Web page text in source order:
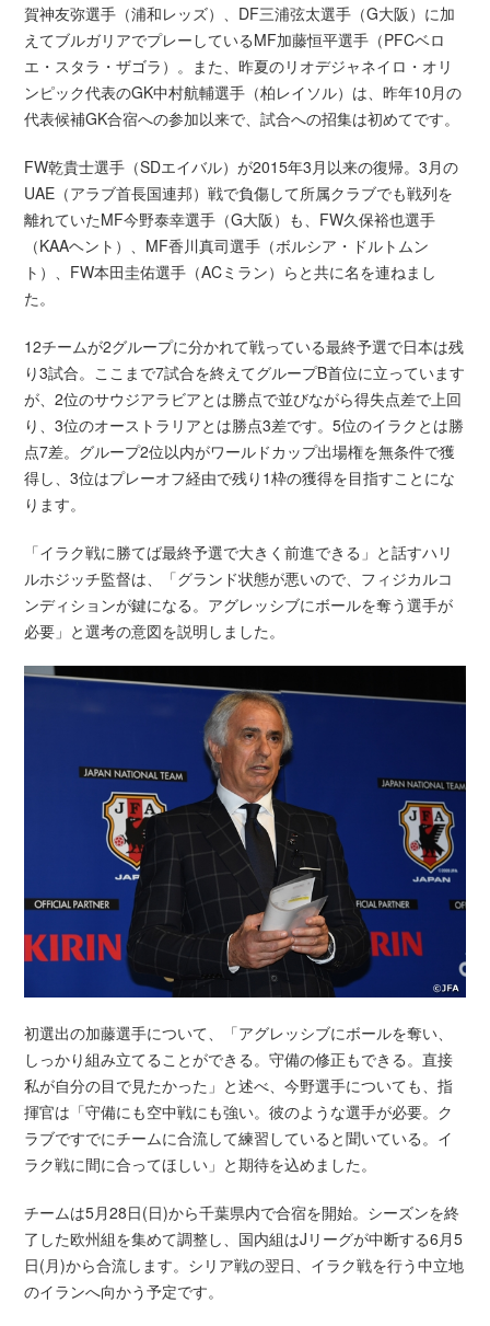
賀神友弥選手（浦和レッズ）、DF三浦弦太選手（G大阪）に加
えてブルガリアでプレーしているMF加藤恒平選手（PFCベロ
エ・スタラ・ザゴラ）。また、昨夏のリオデジャネイロ・オリ
ンピック代表のGK中村航輔選手（柏レイソル）は、昨年10月の
代表候補GK合宿への参加以来で、試合への招集は初めてです。
FW乾貴士選手（SDエイバル）が2015年3月以来の復帰。3月の
UAE（アラブ首長国連邦）戦で負傷して所属クラブでも戦列を
離れていたMF今野泰幸選手（G大阪）も、FW久保裕也選手
（KAAヘント）、MF香川真司選手（ボルシア・ドルトムン
ト）、FW本田圭佑選手（ACミラン）らと共に名を連ねまし
た。
12チームが2グループに分かれて戦っている最終予選で日本は残
り3試合。ここまで7試合を終えてグループB首位に立っています
が、2位のサウジアラビアとは勝点で並びながら得失点差で上回
り、3位のオーストラリアとは勝点3差です。5位のイラクとは勝
点7差。グループ2位以内がワールドカップ出場権を無条件で獲
得し、3位はプレーオフ経由で残り1枠の獲得を目指すことにな
ります。
「イラク戦に勝てば最終予選で大きく前進できる」と話すハリ
ルホジッチ監督は、「グランド状態が悪いので、フィジカルコ
ンディションが鍵になる。アグレッシブにボールを奪う選手が
必要」と選考の意図を説明しました。
初選出の加藤選手について、「アグレッシブにボールを奪い、
しっかり組み立てることができる。守備の修正もできる。直接
私が自分の目で見たかった」と述べ、今野選手についても、指
揮官は「守備にも空中戦にも強い。彼のような選手が必要。ク
ラブですでにチームに合流して練習していると聞いている。イ
ラク戦に間に合ってほしい」と期待を込めました。
チームは5月28日(日)から千葉県内で合宿を開始。シーズンを終
了した欧州組を集めて調整し、国内組はJリーグが中断する6月5
日(月)から合流します。シリア戦の翌日、イラク戦を行う中立地
のイランへ向かう予定です。